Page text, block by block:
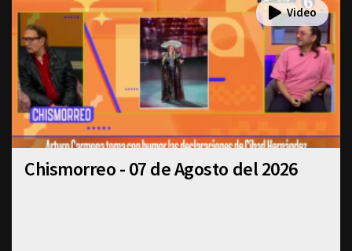
Chismorreo - 07 de Agosto del 2026